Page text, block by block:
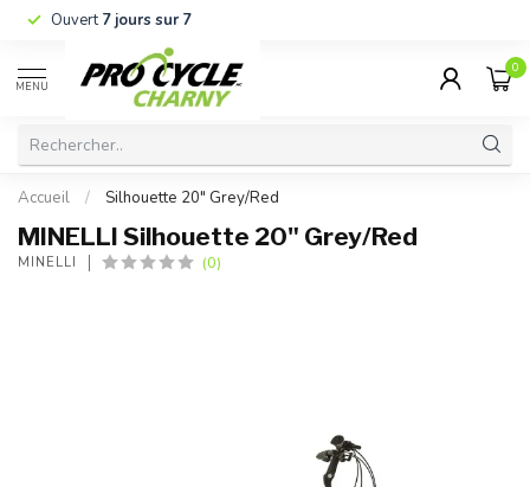
Ouvert7 jours sur 7
MENU
0
Accueil / Silhouette 20" Grey/Red
MINELLI Silhouette 20" Grey/Red
MINELLI (0)